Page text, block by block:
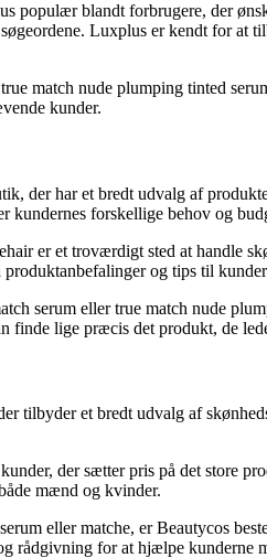
populær blandt forbrugere, der
Luxplus er kendt for
match nude plumping tinted
kunder.
der har et bredt udvalg af
kundernes forskellige behov og
er et troværdigt sted at handle
og tips til
serum eller true match nude
finde lige præcis det produkt, de
tilbyder et bredt udvalg af
der sætter pris på det store
mænd og kvinder.
eller matche, er Beautycos
rådgivning for at hjælpe kunderne